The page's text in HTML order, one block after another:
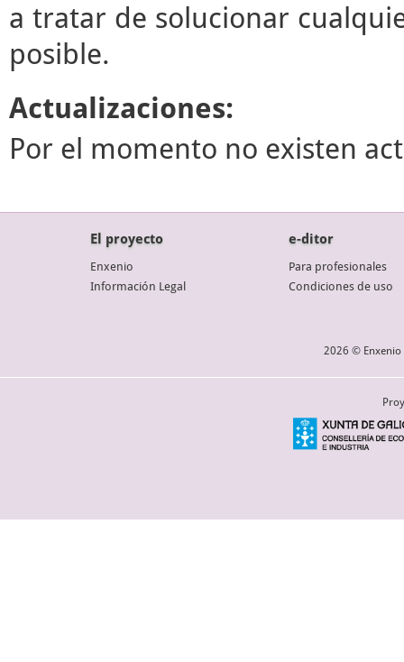
a tratar de solucionar
posible.
Actualizaciones:
Por el momento no existen
El proyecto
Enxenio
Información Legal
e-ditor
Para profesionales
Condiciones de uso
2026 © Enxenio